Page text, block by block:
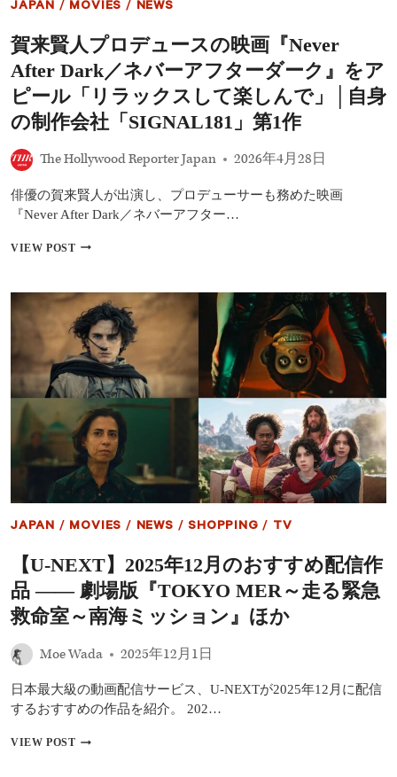
初
舞
挨
拶
語
た“特
な
思
い”
JAPAN / MOVIES / NEWS
賀来賢人プロデュースの映画『Never
After Dark／ネバーアフターダーク』をア
ピール「リラックスして楽しんで」│自身
の制作会社「SIGNAL181」第1作
The Hollywood Reporter Japan 2026年4月28日
俳優の賀来賢人が出演し、プロデューサーも務めた映画
『Never After Dark／ネバーアフター…
VIEW POST賀
人
ロ
デ
ュ
ー
ス
映
画
『NEVER
AFTER
DARK
バ
ア
フ
タ
ク』
ア
ピ
ル
JAPAN / MOVIES / NEWS /SHOPPING / TV
【U-NEXT】2025年12月のおすすめ配信作
品 ―― 劇場版『TOKYO MER～走る緊急
救命室～南海ミッション』ほか
Moe Wada 2025年12月1日
日本最大級の動画配信サービス、U-NEXTが2025年12月に配信
するおすすめの作品を紹介。 202…
VIEW POST【U-